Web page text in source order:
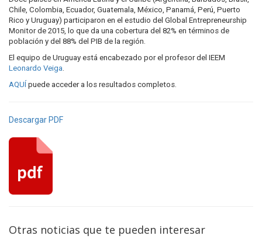
Chile, Colombia, Ecuador, Guatemala, México, Panamá, Perú, Puerto
Rico y Uruguay) participaron en el estudio del Global Entrepreneurship
Monitor de 2015, lo que da una cobertura del 82% en términos de
población y del 88% del PIB de la región.
El equipo de Uruguay está encabezado por el profesor del IEEM
Leonardo Veiga.
AQUÍ puede acceder a los resultados completos.
Descargar PDF
Otras noticias que te pueden interesar